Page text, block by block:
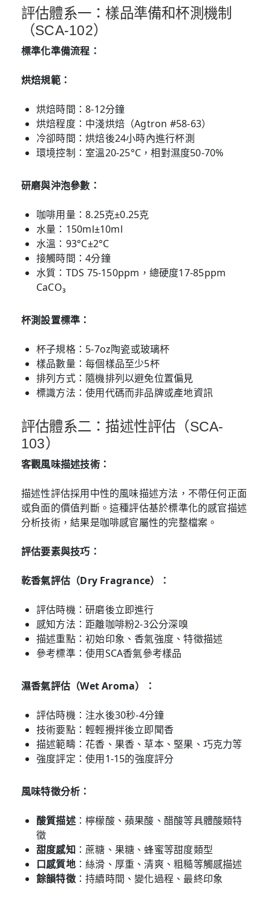
評估體系一：樣品準備和杯測機制
（SCA-102）
標準化準備流程：
烘焙規範：
烘焙時間：8-12分鐘
烘焙程度：中淺烘焙（Agtron #58-63）
冷卻時間：烘焙後24小時內進行杯測
環境控制：室溫20-25°C，相對濕度50-70%
研磨與沖泡參數：
咖啡用量：8.25克±0.25克
水量：150ml±10ml
水溫：93°C±2°C
接觸時間：4分鐘
水質：TDS 75-150ppm，總硬度17-85ppm
CaCO₃
杯測設置標準：
杯子規格：5-7oz陶瓷或玻璃杯
樣品數量：每個樣品至少5杯
排列方式：隨機排列以避免位置偏見
標識方法：使用代碼而非品牌或產地資訊
評估體系二：描述性評估（SCA-
103）
客觀風味描述技術：
描述性評估採用中性的風味描述方法，不帶任何正面
或負面的價值判斷。這種評估基於標準化的感官描述
分析技術，結果是咖啡感官屬性的完整檔案。
評估要素與技巧：
乾香氣評估（Dry Fragrance）：
評估時機：研磨後立即進行
感知方法：距離咖啡粉2-3公分深嗅
描述重點：初始印象、香氣強度、特徵描述
參考標準：使用SCA香氣參考樣品
濕香氣評估（Wet Aroma）：
評估時機：注水後30秒-4分鐘
技術要點：輕輕攪拌後立即聞香
描述範疇：花香、果香、草本、堅果、巧克力等
強度評定：使用1-15的強度評分
風味特徵分析：
酸質描述：檸檬酸、蘋果酸、醋酸等具體酸類特
徵
甜度感知：蔗糖、果糖、蜂蜜等甜度類型
口感質地：絲滑、厚重、清爽、粗糙等觸感描述
餘韻特徵：持續時間、變化過程、最終印象